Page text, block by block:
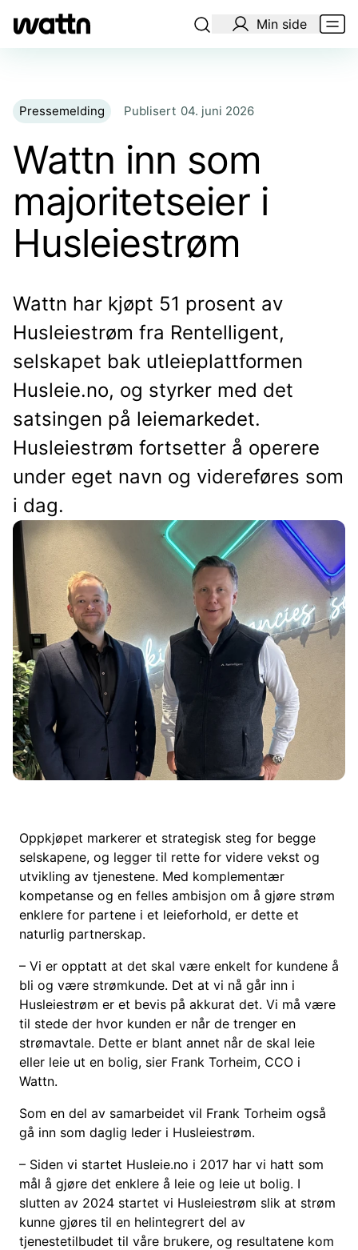
Min side
Pressemelding Publisert 04. juni 2026
Wattn inn som
majoritetseier i
Husleiestrøm
Wattn har kjøpt 51 prosent av
Husleiestrøm fra Rentelligent,
selskapet bak utleieplattformen
Husleie.no, og styrker med det
satsingen på leiemarkedet.
Husleiestrøm fortsetter å operere
under eget navn og videreføres som
i dag.
Oppkjøpet markerer et strategisk steg for begge
selskapene, og legger til rette for videre vekst og
utvikling av tjenestene. Med komplementær
kompetanse og en felles ambisjon om å gjøre strøm
enklere for partene i et leieforhold, er dette et
naturlig partnerskap.
– Vi er opptatt at det skal være enkelt for kundene å
bli og være strømkunde. Det at vi nå går inn i
Husleiestrøm er et bevis på akkurat det. Vi må være
til stede der hvor kunden er når de trenger en
strømavtale. Dette er blant annet når de skal leie
eller leie ut en bolig, sier Frank Torheim, CCO i
Wattn.
Som en del av samarbeidet vil Frank Torheim også
gå inn som daglig leder i Husleiestrøm.
– Siden vi startet Husleie.no i 2017 har vi hatt som
mål å gjøre det enklere å leie og leie ut bolig. I
slutten av 2024 startet vi Husleiestrøm slik at strøm
kunne gjøres til en helintegrert del av
tjenestetilbudet til våre brukere, og resultatene kom